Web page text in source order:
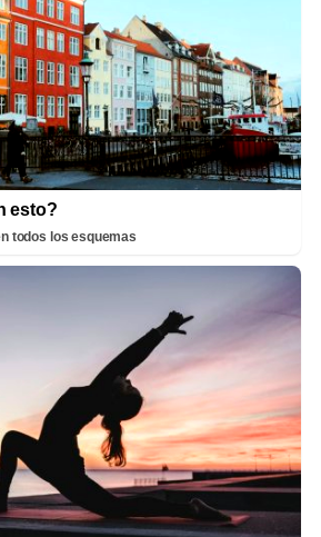
esto?
todos los esquemas